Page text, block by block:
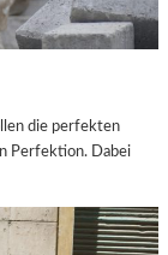
die perfekten
Perfektion. Dabei